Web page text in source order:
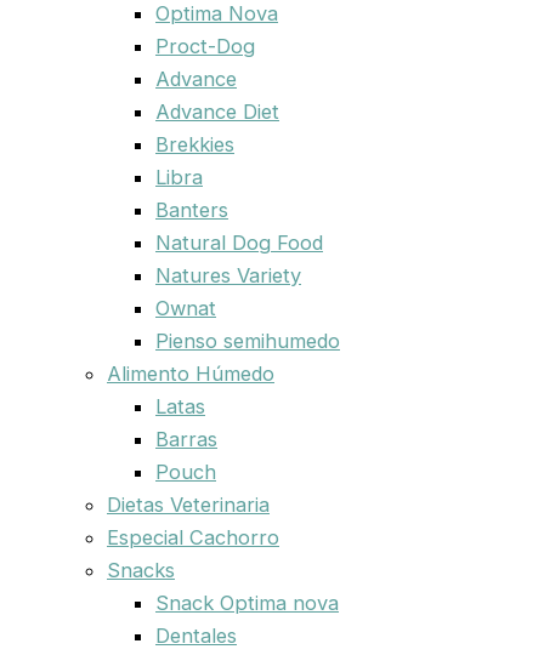
Optima Nova
Proct-Dog
Advance
Advance Diet
Brekkies
Libra
Banters
Natural Dog Food
Natures Variety
Ownat
Pienso semihumedo
Alimento Húmedo
Latas
Barras
Pouch
Dietas Veterinaria
Especial Cachorro
Snacks
Snack Optima nova
Dentales